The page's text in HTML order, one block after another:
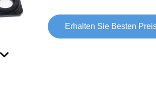
Erhalten Sie Besten